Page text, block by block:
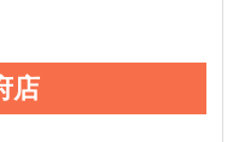
店